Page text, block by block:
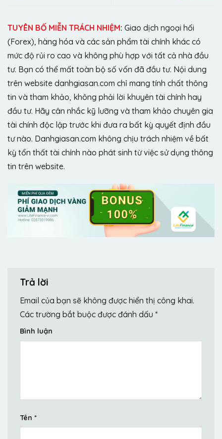
TUYÊN BỐ MIỄN TRÁCH NHIỆM: Giao dịch ngoại hối
(Forex), hàng hóa và các sản phẩm tài chính khác có
mức độ rủi ro cao và không phù hợp với tất cả nhà đầu
tư. Bạn có thể mất toàn bộ số vốn đã đầu tư. Nội dung
trên website danhgiasan.com chỉ mang tính chất thông
tin và tham khảo, không phải lời khuyên tài chính hay
đầu tư. Hãy cân nhắc kỹ lưỡng và tham khảo chuyên gia
tài chính độc lập trước khi đưa ra bất kỳ quyết định đầu
tư nào. Danhgiasan.com không chịu trách nhiệm về bất
kỳ tổn thất tài chính nào phát sinh từ việc sử dụng thông
tin trên website.
Trả lời
Email của bạn sẽ không được hiển thị công khai.
Các trường bắt buộc được đánh dấu *
Bình luận
Tên *